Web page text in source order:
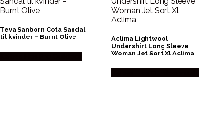
Teva Sanborn Cota Sandal
til kvinder – Burnt Olive
Aclima Lightwool
Undershirt Long Sleeve
Woman Jet Sort Xl Aclima